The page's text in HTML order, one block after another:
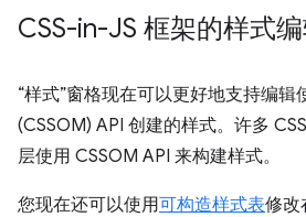
CSS-in-JS 框架的样式
“样式”窗格现在可以更好地支持编辑
(CSSOM) API 创建的样式。许多
层使用 CSSOM API 来构建样式。
您现在还可以使用可构造样式表修改